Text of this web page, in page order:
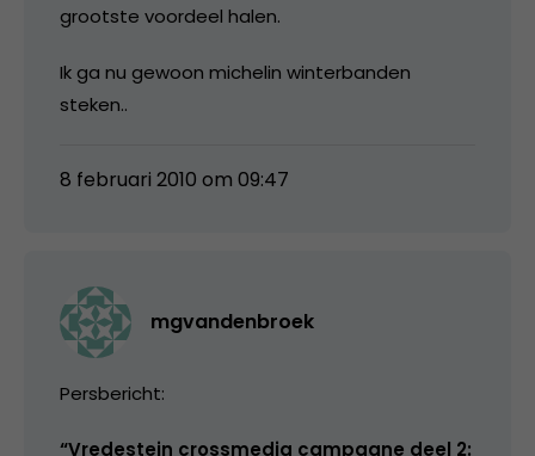
grootste voordeel halen.
Ik ga nu gewoon michelin winterbanden
steken..
8 februari 2010 om 09:47
mgvandenbroek
Persbericht:
“Vredestein crossmedia campagne deel 2: